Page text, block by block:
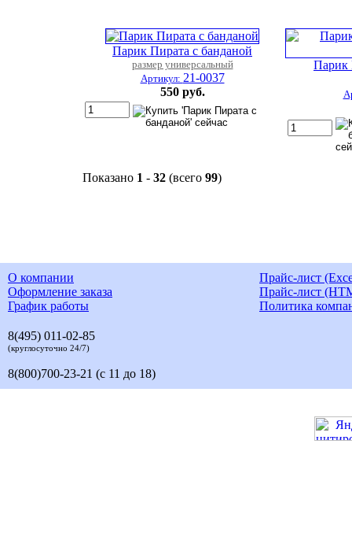
Парик Пирата с банданой
размер универсальный
Артикул: 21-0037
550 руб.
Парик
Показано 1 - 32 (всего 99)
О компании
Оформление заказа
График работы
Прайс-лист
Прайс-лист
Политика
8(495) 011-02-85
(круглосуточно 24/7)
8(800)700-23-21 (с 11 до 18)